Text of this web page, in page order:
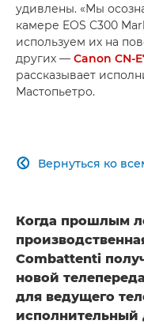
удивлены. «Мы
камере EOS C300
используем их на
других — Canon CN-
рассказывает
Мастопьетро.
Вернуться ко

Когда прошлым
Combattenti
новой
для ведущего
исполнительный